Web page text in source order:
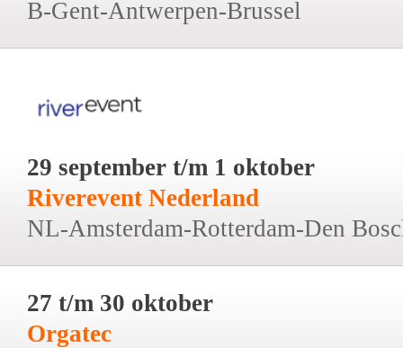
B-Gent-Antwerpen-Brussel
29 september t/m 1 oktober
Riverevent Nederland
NL-Amsterdam-Rotterdam-Den
27 t/m 30 oktober
Orgatec